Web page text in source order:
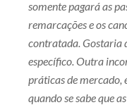
somente pagará as
remarcações e os
contratada. Gostaria
específico. Outra
práticas de mercado,
quando se sabe que